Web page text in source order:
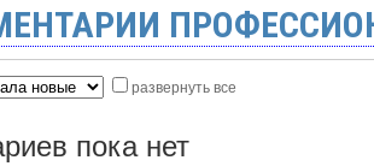
развернуть все
пока нет